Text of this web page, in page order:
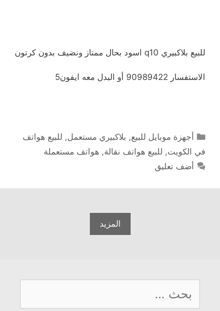
للبيع بلاكبيري q10 اسود بحال ممتاز ونضيف بدون كرتون
الاستفسار 90989422 أو البدل معه ايفون5
التصنيفات
أجهزة موبايل للبيع, بلاكبيري مستعمل, للبيع هواتف
في الكويت, للبيع هواتف نقالة, هواتف مستعملة
أضف تعليق
المزيد
عن: